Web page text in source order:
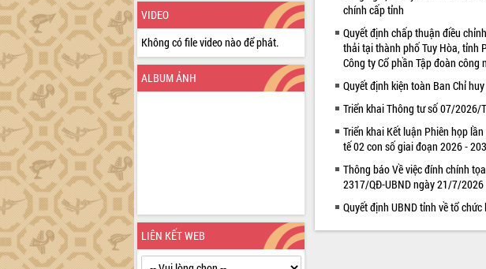
VIDEO
Không có file video nào để phát.
ALBUM ẢNH
LIÊN KẾT WEB
chính cấp tỉnh
Quyết định chấp thuận điều
thải tại thành phố Tuy Hòa, tỉnh
Công ty Cổ phần Tập đoàn công
Quyết định kiện toàn Ban Chỉ
Triển khai Thông tư số 07/2026/
Triển khai Kết luận Phiên họp
tế 02 con số giai đoạn 2026 -
Thông báo Về việc đính chính
2317/QĐ-UBND ngày 21/7/2026
Quyết định UBND tỉnh về tổ